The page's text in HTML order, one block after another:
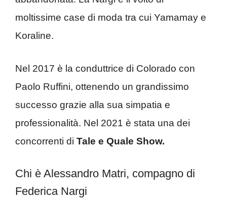
moltissime case di moda tra cui Yamamay e
Koraline.
Nel 2017 è la conduttrice di Colorado con
Paolo Ruffini, ottenendo un grandissimo
successo grazie alla sua simpatia e
professionalità. Nel 2021 è stata una dei
concorrenti di Tale e Quale Show.
Chi è Alessandro Matri, compagno di
Federica Nargi